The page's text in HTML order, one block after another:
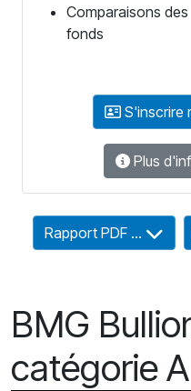
Comparaisons des
fonds
S'inscrire
Plus
BMG
catégorie A
Rapport PDF ...